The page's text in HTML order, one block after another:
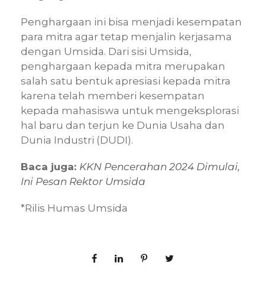
Penghargaan ini bisa menjadi kesempatan
para mitra agar tetap menjalin kerjasama
dengan Umsida. Dari sisi Umsida,
penghargaan kepada mitra merupakan
salah satu bentuk apresiasi kepada mitra
karena telah memberi kesempatan
kepada mahasiswa untuk mengeksplorasi
hal baru dan terjun ke Dunia Usaha dan
Dunia Industri (DUDI).
Baca juga: KKN Pencerahan 2024 Dimulai,
Ini Pesan Rektor Umsida
*Rilis Humas Umsida